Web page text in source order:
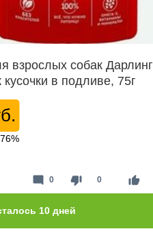
взрослых собак Дарлинг
кусочки в подливе, 75г
thumb_down 0 thumb_up
mode_comment 0
10 дней